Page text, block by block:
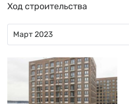
Ход строительства